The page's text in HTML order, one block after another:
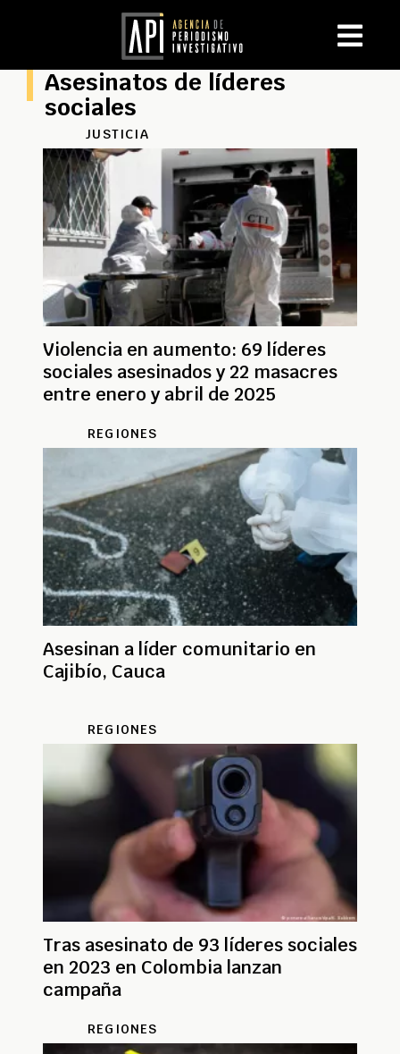
Asesinatos de líderes
sociales
JUSTICIA
Violencia en aumento: 69 líderes
sociales asesinados y 22 masacres
entre enero y abril de 2025
REGIONES
Asesinan a líder comunitario en
Cajibío, Cauca
REGIONES
Tras asesinato de 93 líderes sociales
en 2023 en Colombia lanzan
campaña
REGIONES